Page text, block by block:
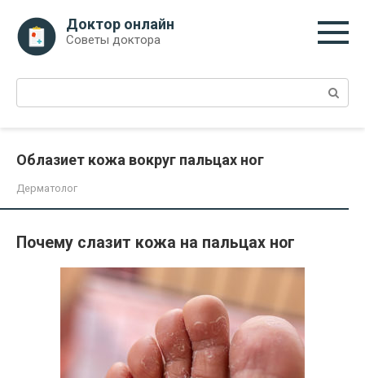
контенту
Доктор онлайн
Советы доктора
Поиск:
Облазиет кожа вокруг пальцах ног
Дерматолог
Почему слазит кожа на пальцах ног